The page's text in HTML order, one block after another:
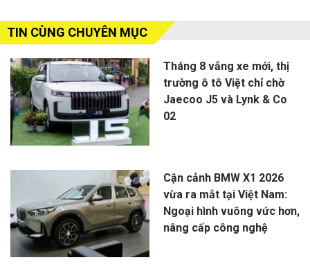
TIN CÙNG CHUYÊN MỤC
Tháng 8 vắng xe mới, thị
trường ô tô Việt chỉ chờ
Jaecoo J5 và Lynk & Co
02
Cận cảnh BMW X1 2026
vừa ra mắt tại Việt Nam:
Ngoại hình vuông vức hơn,
nâng cấp công nghệ